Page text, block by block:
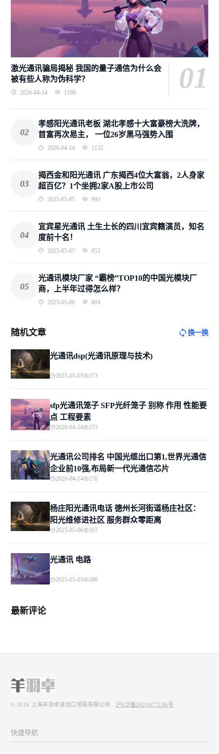
激光通讯骗局揭秘 我国的量子通信为什么会
被有些人称为伪科学？
2026-04-14 1198 01
02
孝感阳光通讯老板 湖北孝感十大富豪榜大洗牌，
首富再次易主， 一位26岁黑马强势入围
2026-04-14 1132
03
揭西金和阳光通讯 广东揭西4位大富翁，2人身家
超百亿？1个坐拥2家A股上市公司
2025-05-05 993
04
宜宾星光通讯 土生土长的四川宜宾籍演员，知名
度前十名！
2025-05-07 853
05
光通讯模块厂家 “霸榜”TOP10的中国光模块厂
商，上半年过得怎么样？
2025-05-06 804
随机文章 换一换
光通讯dsp(光通讯原理与技术)
2025-05-05 273
sfp光通讯笼子 SFP光纤笼子 别称 作用 性能要
点 工程要素
2026-04-14 273
光通讯公司排名 中国光缆出口第1,世界光通信
企业前10强,布局新一代光通信芯片
2026-04-14 276
杨庄阳光通讯电话 德州长河街道杨庄社区：
阳光维修进社区 服务群众零距离
2025-05-06 267
光通讯 电路
2025-05-05 286
最新评论
© 2026 上海羊羽卓进出口贸易有限公司 沪ICP备2024077106号
快捷导航